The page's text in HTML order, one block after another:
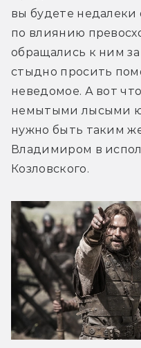
вы будете
по влиянию
обращались к ним
стыдно просить
неведомое. А вот
немытыми лысыми
нужно быть таким
Владимиром в
Козловского.